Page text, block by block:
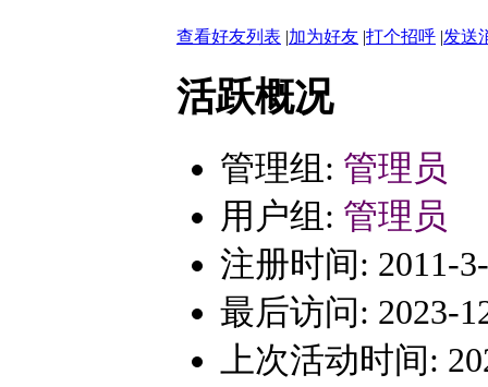
查看好友列表 |加为好友 |打个招呼 |发送
活跃概况
管理组: 管理员
用户组: 管理员
注册时间: 2011-
最后访问: 2023-
上次活动时间: